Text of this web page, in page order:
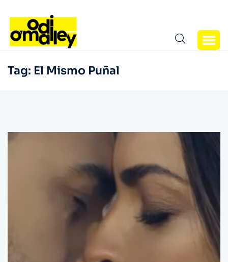
Tag: El Mismo Puñal